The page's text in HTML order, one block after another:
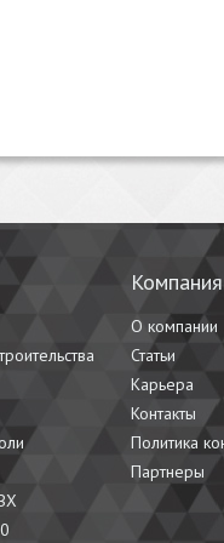
эластичностью при
кислороду, различным
образованию
камер и
для кровли, пробок
способ получения
другими видами каучуков.
Компания
О компании
Статьи
Карьера
Контакты
Политика
Партнеры